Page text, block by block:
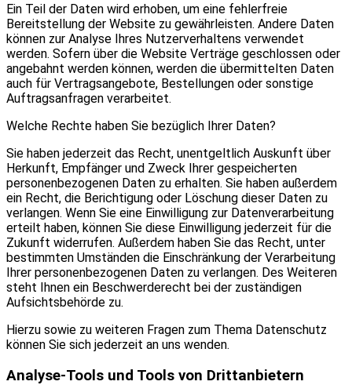
Ein Teil der Daten wird erhoben, um eine fehlerfreie
Bereitstellung der Website zu gewährleisten. Andere Daten
können zur Analyse Ihres Nutzerverhaltens verwendet
werden. Sofern über die Website Verträge geschlossen oder
angebahnt werden können, werden die übermittelten Daten
auch für Vertragsangebote, Bestellungen oder sonstige
Auftragsanfragen verarbeitet.
Welche Rechte haben Sie bezüglich Ihrer Daten?
Sie haben jederzeit das Recht, unentgeltlich Auskunft über
Herkunft, Empfänger und Zweck Ihrer gespeicherten
personenbezogenen Daten zu erhalten. Sie haben außerdem
ein Recht, die Berichtigung oder Löschung dieser Daten zu
verlangen. Wenn Sie eine Einwilligung zur Datenverarbeitung
erteilt haben, können Sie diese Einwilligung jederzeit für die
Zukunft widerrufen. Außerdem haben Sie das Recht, unter
bestimmten Umständen die Einschränkung der Verarbeitung
Ihrer personenbezogenen Daten zu verlangen. Des Weiteren
steht Ihnen ein Beschwerderecht bei der zuständigen
Aufsichtsbehörde zu.
Hierzu sowie zu weiteren Fragen zum Thema Datenschutz
können Sie sich jederzeit an uns wenden.
Analyse-Tools und Tools von Drittanbietern